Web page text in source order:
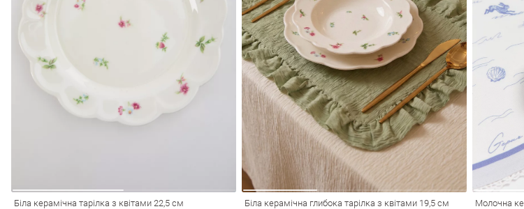
Біла керамічна тарілка з квітами 22,5 см Біла керамічна глибока тарілка з квітами 19,5 см Молочна